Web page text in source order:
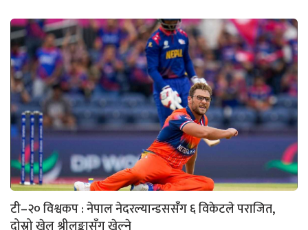
टी–२० विश्वकप : नेपाल नेदरल्यान्डससँग ६ विकेटले पराजित,